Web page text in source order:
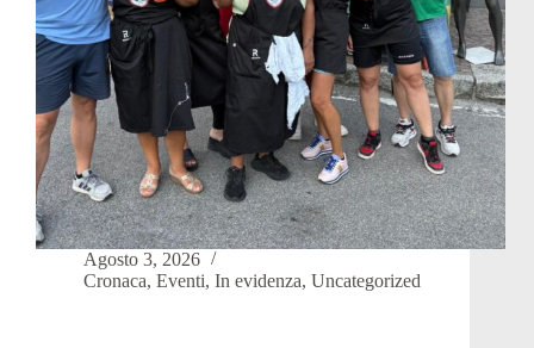
Agosto 3, 2026
Cronaca, Eventi, In evidenza, Uncategorized